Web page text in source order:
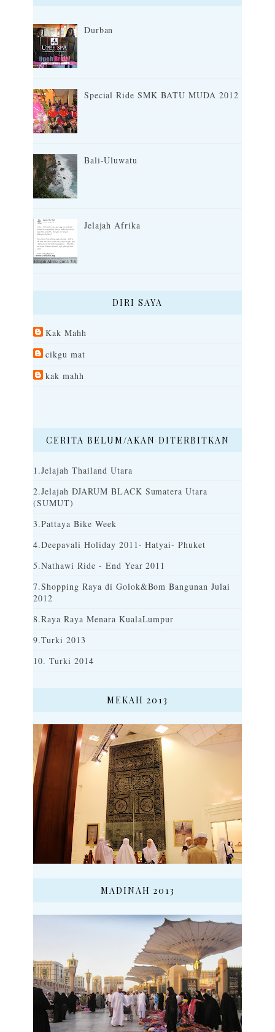
Durban
Special Ride SMK BATU MUDA 2012
Bali-Uluwatu
Jelajah Afrika
DIRI SAYA
Kak Mahh
cikgu mat
kak mahh
CERITA BELUM/AKAN DITERBITKAN
1.Jelajah Thailand Utara
2.Jelajah DJARUM BLACK Sumatera Utara
(SUMUT)
3.Pattaya Bike Week
4.Deepavali Holiday 2011- Hatyai- Phuket
5.Nathawi Ride - End Year 2011
7.Shopping Raya di Golok&Bom Bangunan Julai
2012
8.Raya Raya Menara KualaLumpur
9.Turki 2013
10. Turki 2014
MEKAH 2013
MADINAH 2013